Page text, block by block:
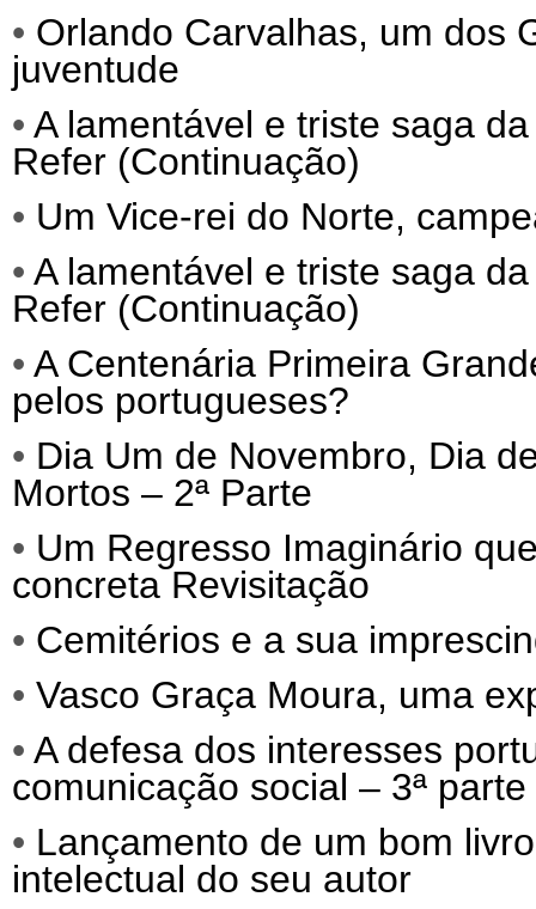
• Orlando Carvalhas, um dos
juventude
• A lamentável e triste saga
Refer (Continuação)
• Um Vice-rei do Norte,
• A lamentável e triste saga
Refer (Continuação)
• A Centenária Primeira
pelos portugueses?
• Dia Um de Novembro, Dia
Mortos – 2ª Parte
• Um Regresso Imaginário
concreta Revisitação
• Cemitérios e a sua
• Vasco Graça Moura, uma
• A defesa dos interesses
comunicação social – 3ª parte
• Lançamento de um bom
intelectual do seu autor